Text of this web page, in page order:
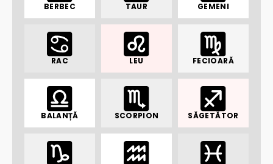
BERBEC TAUR GEMENI
RAC LEU FECIOARĂ
BALANȚĂ SCORPION SĂGETĂTOR